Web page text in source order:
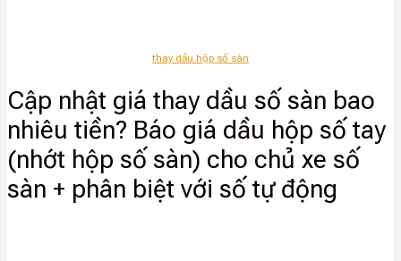
thay dầu hộp số sàn
Cập nhật giá thay dầu số sàn bao
nhiêu tiền? Báo giá dầu hộp số tay
(nhớt hộp số sàn) cho chủ xe số
sàn + phân biệt với số tự động